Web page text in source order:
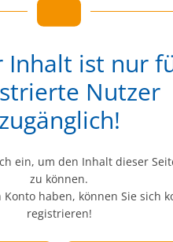
Inhalt ist nur
Nutzer
zugänglich!
ein, um den Inhalt dieser
zu können.
Konto haben, können Sie sich
registrieren!